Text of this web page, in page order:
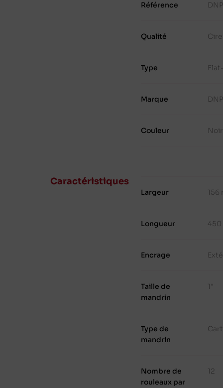
Référence
Qualité Cire
Type
Marque
Couleur Noir
Caractéristiques
Largeur 156
Longueur 450
Encrage
Taille de
mandrin
1"
Type de
mandrin
Nombre de
rouleaux par
12